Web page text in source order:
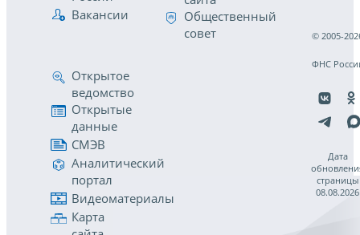
Вакансии
Общественный
совет
Открытое
ведомство
Открытые
данные
СМЭВ
Аналитический
портал
Видеоматериалы
Карта
© 2005-
ФНС
Дата
страницы
08.08.2026